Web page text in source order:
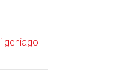
gehiago